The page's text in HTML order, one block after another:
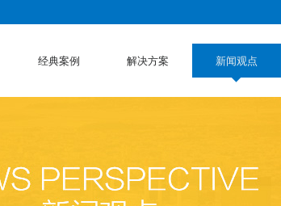
经典案例 解决方案 新闻观点